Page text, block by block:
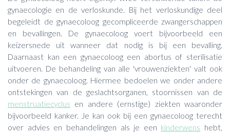
gynaecologie en de verloskunde. Bij het verloskundige deel
begeleidt de gynaecoloog gecompliceerde zwangerschappen
en bevallingen. De gynaecoloog voert bijvoorbeeld een
keizersnede uit wanneer dat nodig is bij een bevalling.
Daarnaast kan een gynaecoloog een abortus of sterilisatie
uitvoeren. De behandeling van alle 'vrouwenziekten' valt ook
onder de gynaecoloog. Hiermee bedoelen we onder andere
ontstekingen van de geslachtsorganen, stoornissen van de
menstruatiecyclus en andere (ernstige) ziekten waaronder
bijvoorbeeld kanker. Je kan ook bij een gynaecoloog terecht
over advies en behandelingen als je een kinderwens hebt,